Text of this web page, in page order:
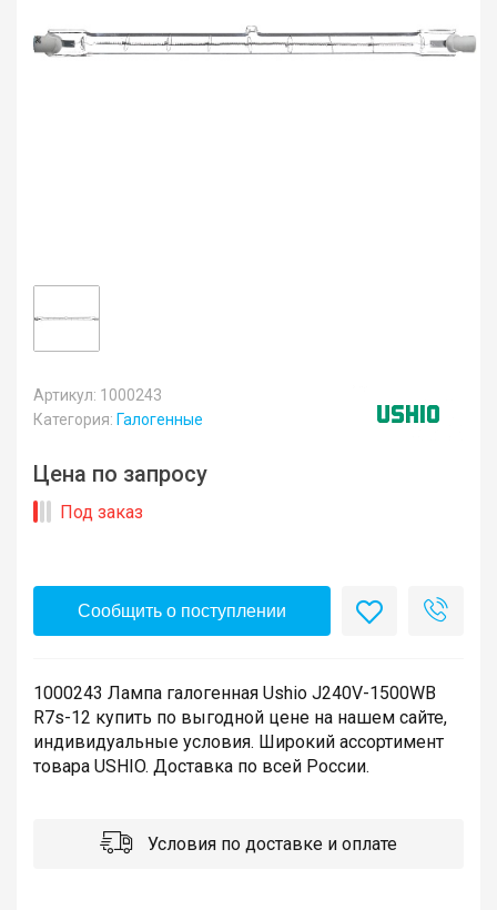
Артикул: 1000243
Категория: Галогенные
Цена по запросу
Под заказ
Сообщить о поступлении
1000243 Лампа галогенная Ushio J240V-1500WB
R7s-12 купить по выгодной цене на нашем сайте,
индивидуальные условия. Широкий ассортимент
товара USHIO. Доставка по всей России.
Условия по доставке и оплате